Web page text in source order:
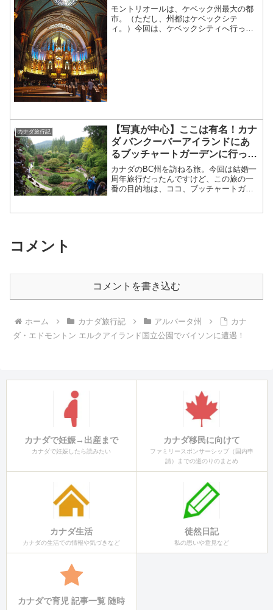
モントリオールは、ケベック州最大の都
市。（ただし、州都はケベックシテ
ィ。）今回は、ケベックシティへ行った
カナダ旅行記
【写真が中心】ここは有名！カナ
ダ バンクーバーアイランドにあ
るブッチャートガーデンに行って
きました。
カナダのBC州を訪ねる旅。今回は結婚一
周年旅行だったんですけど、この旅の一
番の目的地は、ココ、ブッチャートガー
コメント
コメントを書き込む
ホーム カナダ旅行記 アルバータ州
カナ
ダ・エドモントン エルクアイランド国立公園でバイソンに遭遇！
カナダで妊娠→出産まで
カナダで妊娠したら読みたい
カナダ移民に向けて
ファミリースポンサーシップ（国内申
請）までの道のりのまとめ
カナダ生活
カナダの生活での情報や気づきなど
徒然日記
私の思いや意見など
カナダで育児 記事一覧 随時